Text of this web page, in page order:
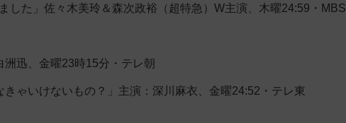
した」佐々木美玲＆森次政裕（超特急）W主演、木曜24:59・MBS
洲迅、金曜23時15分・テレ朝
きゃいけないもの？」主演：深川麻衣、金曜24:52・テレ東